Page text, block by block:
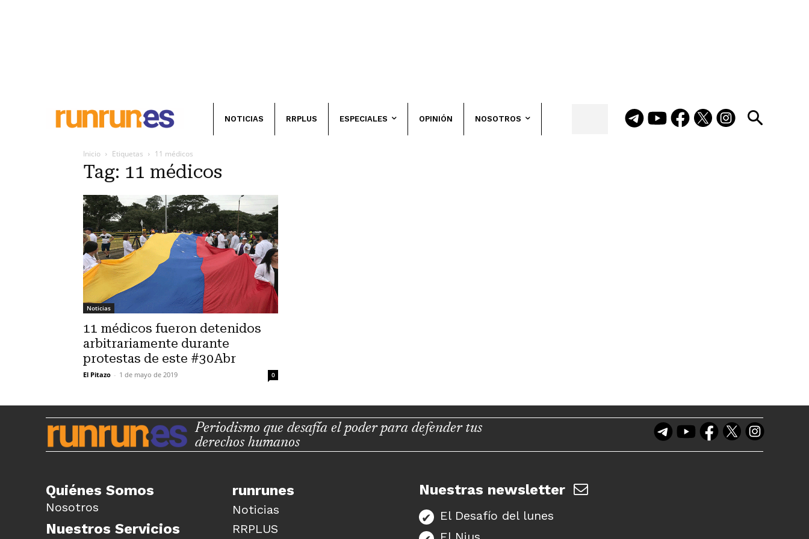
NOTICIAS RRPLUS ESPECIALES OPINIÓN NOSOTROS
Inicio Etiquetas 11 médicos
Tag: 11 médicos
Noticias
11 médicos fueron detenidos
arbitrariamente durante
protestas de este #30Abr
El Pitazo - 1 de mayo de 2019 0
Periodismo que desafía el poder para defender tus
derechos humanos
Quiénes Somos
Nosotros
Nuestros Servicios
runrunes
Noticias
RRPLUS
Nuestras newsletter
El Desafío del lunes